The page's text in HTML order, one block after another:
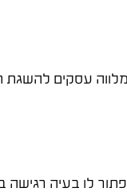
עסקים להשגת
לו בעיה רגישה